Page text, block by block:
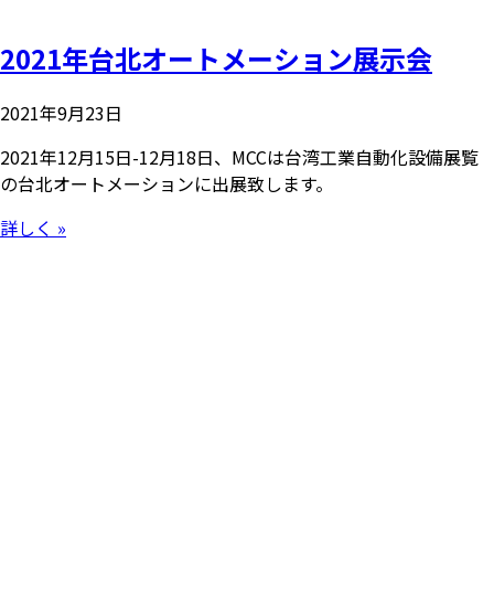
2021年台北オートメーション展示会
2021年9月23日
2021年12月15日-12月18日、MCCは台湾工業自動化設備展覧
の台北オートメーションに出展致します。
詳しく »